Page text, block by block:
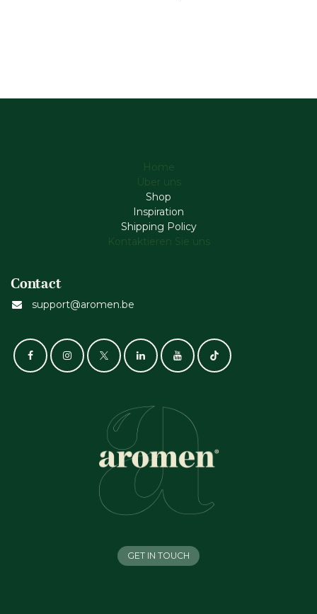
Home
Über uns
Shop
Inspiration
Shipping Policy
Kontaktieren Sie uns
Contact
support@aromen.be
GET IN TOUCH